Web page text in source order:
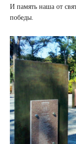
И память наша от
победы.